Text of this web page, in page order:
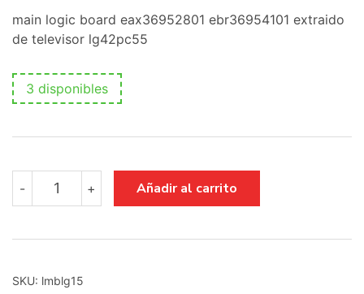
main logic board eax36952801 ebr36954101 extraido
de televisor lg42pc55
3 disponibles
-
logic
board
ebr36954101
+ Añadir al carrito
SKU: lmblg15